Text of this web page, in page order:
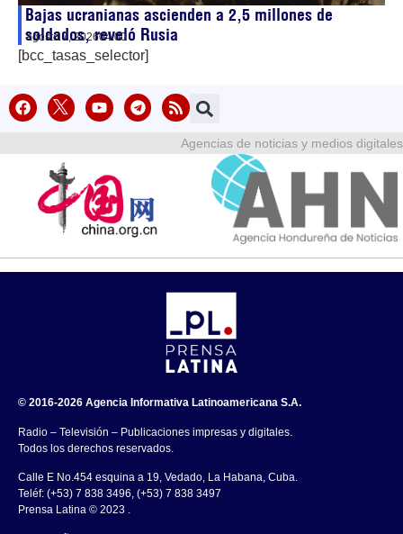
Bajas ucranianas ascienden a 2,5 millones de
soldados, reveló Rusia
agosto 7, 202604:00
[bcc_tasas_selector]
Agencias de noticias y medios digitales
© 2016-2026 Agencia Informativa Latinoamericana S.A.
Radio – Televisión – Publicaciones impresas y digitales.
Todos los derechos reservados.
Calle E No.454 esquina a 19, Vedado, La Habana, Cuba.
Teléf: (+53) 7 838 3496, (+53) 7 838 3497
Prensa Latina © 2023 .